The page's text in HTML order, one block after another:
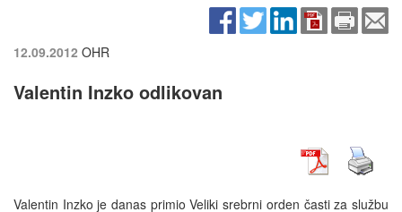
12.09.2012 OHR
Valentin Inzko odlikovan
Valentin Inzko je danas primio Veliki srebrni orden časti za službu